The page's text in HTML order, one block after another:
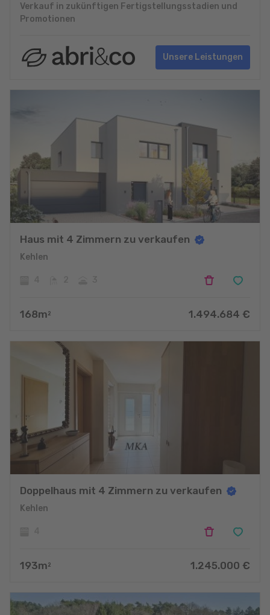
Verkauf in zukünftigen Fertigstellungsstadien und
Promotionen
Unsere Leistungen
Haus mit 4 Zimmern zu verkaufen
Kehlen
168m 2 1.494.684 €
Doppelhaus mit 4 Zimmern zu verkaufen
Kehlen
193m 2 1.245.000 €